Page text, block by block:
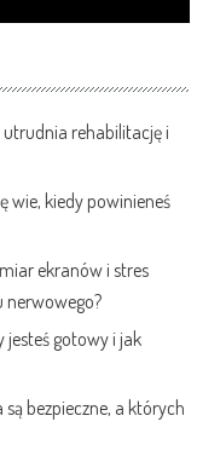
rehabilitację i
wie, kiedy powinieneś
ekranów i stres
nerwowego?
jesteś gotowy i jak
bezpieczne, a których